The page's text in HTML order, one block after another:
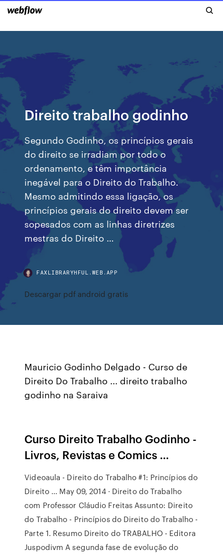
Direito trabalho godinho
Segundo Godinho, os princípios gerais
do direito se irradiam por todo o
ordenamento, e têm importância
inegável para o Direito do Trabalho.
Mesmo admitindo essa ligação, os
princípios gerais do direito devem ser
sopesados com as linhas diretrizes
mestras do Direito …
FAXLIBRARYHFUL.WEB.APP
Descargar pdf android gratis
Mauricio Godinho Delgado - Curso de
Direito Do Trabalho ... direito trabalho
godinho na Saraiva
Curso Direito Trabalho Godinho -
Livros, Revistas e Comics ...
Videoaula - Direito do Trabalho #1: Princípios do
Direito ... May 09, 2014 · Direito do Trabalho
com Professor Cláudio Freitas Assunto: Direito
do Trabalho - Princípios do Direito do Trabalho -
Parte 1. Resumo Direito do TRABALHO - Editora
Juspodivm A segunda fase de evolução do